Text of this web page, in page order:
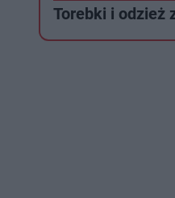
Torebki i odzież